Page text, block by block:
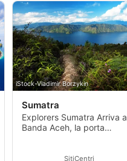
iStock-Vladimir Borzykin
Sumatra
Explorers Sumatra Arriva a
Banda Aceh, la porta
SitiCentri